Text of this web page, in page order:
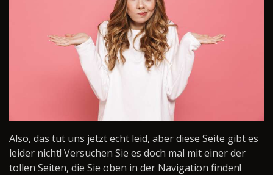
Also, das tut uns jetzt echt leid, aber diese Seite gibt es
leider nicht! Versuchen Sie es doch mal mit einer der
tollen Seiten, die Sie oben in der Navigation finden!